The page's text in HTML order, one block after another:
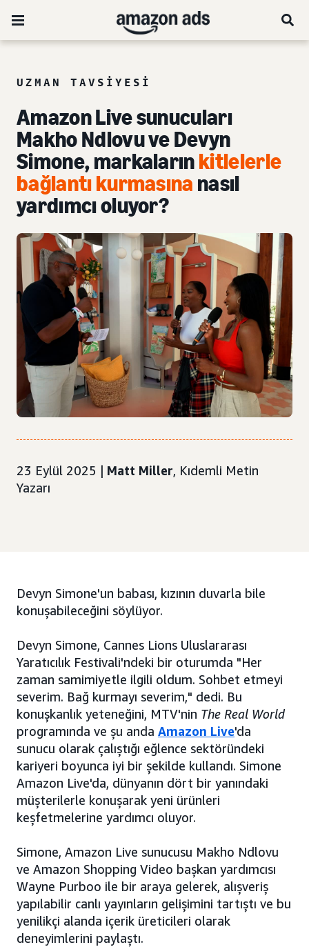
UZMAN TAVSIYESI
Amazon Live sunucuları
Makho Ndlovu ve Devyn
Simone, markalarınkitlelerle
bağlantı kurmasına nasıl
yardımcı oluyor?
23 Eylül 2025 | Matt Miller, Kıdemli Metin
Yazarı
Devyn Simone'un babası, kızının duvarla bile
konuşabileceğini söylüyor.
Devyn Simone, Cannes Lions Uluslararası
Yaratıcılık Festivali'ndeki bir oturumda "Her
zaman samimiyetle ilgili oldum. Sohbet etmeyi
severim. Bağ kurmayı severim," dedi. Bu
konuşkanlık yeteneğini, MTV'nin The Real World
programında ve şu anda Amazon Live'da
sunucu olarak çalıştığı eğlence sektöründeki
kariyeri boyunca iyi bir şekilde kullandı. Simone
Amazon Live'da, dünyanın dört bir yanındaki
müşterilerle konuşarak yeni ürünleri
keşfetmelerine yardımcı oluyor.
Simone, Amazon Live sunucusu Makho Ndlovu
ve Amazon Shopping Video başkan yardımcısı
Wayne Purboo ile bir araya gelerek, alışveriş
yapılabilir canlı yayınların gelişimini tartıştı ve bu
yenilikçi alanda içerik üreticileri olarak
deneyimlerini paylaştı.